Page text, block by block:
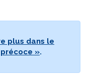
plus dans le
».